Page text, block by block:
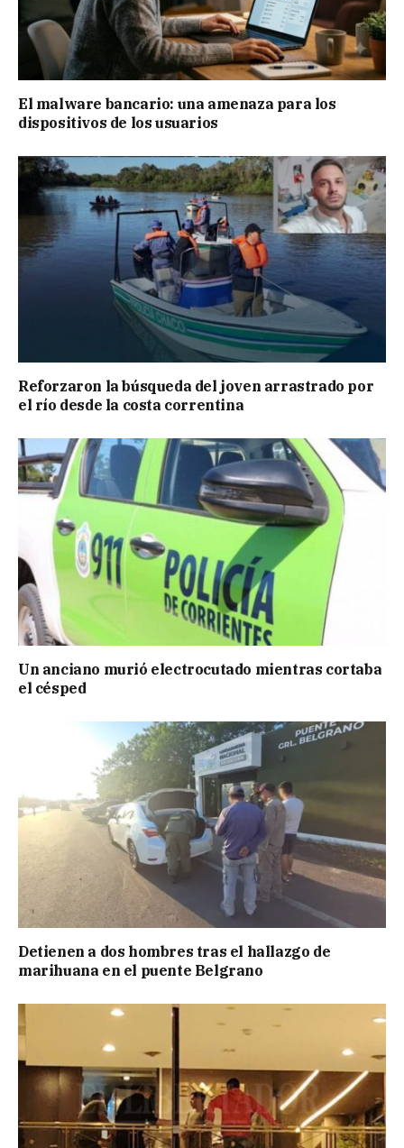
El malware bancario: una amenaza para los
dispositivos de los usuarios
Reforzaron la búsqueda del joven arrastrado por
el río desde la costa correntina
Un anciano murió electrocutado mientras cortaba
el césped
Detienen a dos hombres tras el hallazgo de
marihuana en el puente Belgrano